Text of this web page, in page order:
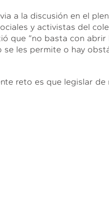
a la discusión en el
y activistas del
que “no basta con
se les permite o hay
reto es que legislar